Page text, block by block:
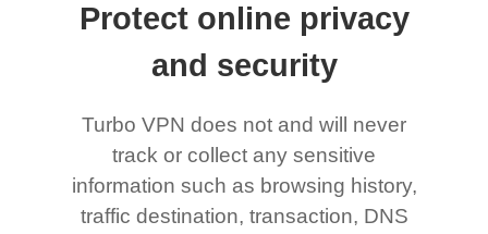
Protect online privacy
and security
Turbo VPN does not and will never
track or collect any sensitive
information such as browsing history,
traffic destination, transaction, DNS